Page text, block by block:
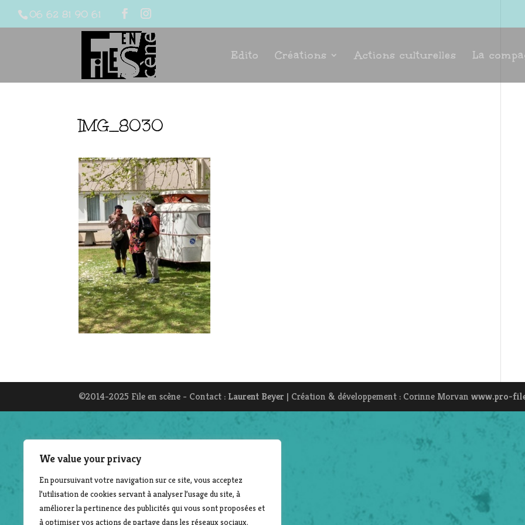
We value your privacy
En poursuivant votre navigation sur ce site, vous acceptez
l’utilisation de cookies servant à analyser l’usage du site, à
améliorer la pertinence des publicités qui vous sont proposées et
à optimiser vos actions de partage dans les réseaux sociaux.
06 62 81 90 61
Edito Créations Actions culturelles La
IMG_8030
©2014-2025 File en scène - Contact : Laurent Beyer | Création & développement : Corinne Morvanwww.pro-